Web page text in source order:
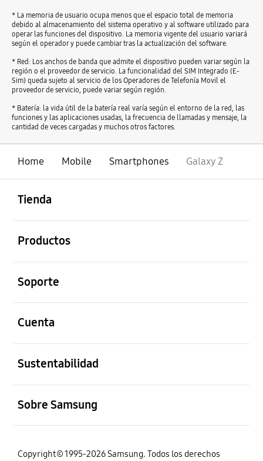
* La memoria de usuario ocupa menos que el espacio total de memoria
debido al almacenamiento del sistema operativo y al software utilizado para
operar las funciones del dispositivo. La memoria vigente del usuario variará
según el operador y puede cambiar tras la actualización del software.
* Red: Los anchos de banda que admite el dispositivo pueden variar según la
región o el proveedor de servicio. La funcionalidad del SIM Integrado (E-
Sim) queda sujeto al servicio de los Operadores de Telefonía Movil el
proveedor de servicio, puede variar según región.
* Batería: la vida útil de la batería real varía según el entorno de la red, las
funciones y las aplicaciones usadas, la frecuencia de llamadas y mensaje, la
cantidad de veces cargadas y muchos otros factores.
Home Mobile Smartphones Galaxy Z
Tienda
Productos
Soporte
Cuenta
Sustentabilidad
Sobre Samsung
Copyright© 1995-2026 Samsung. Todos los derechos